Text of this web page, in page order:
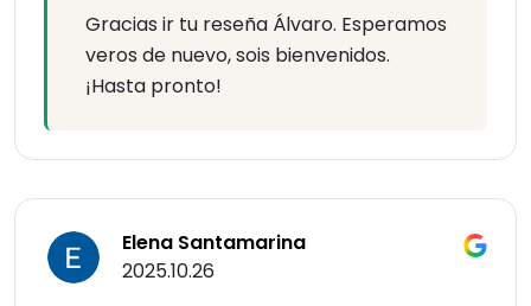
Gracias ir tu reseña Álvaro. Esperamos
veros de nuevo, sois bienvenidos.
¡Hasta pronto!
Elena Santamarina
2025.10.26